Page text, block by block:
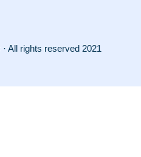
All rights reserved 2021